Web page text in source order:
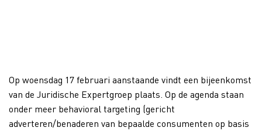
Op woensdag 17 februari aanstaande vindt een bijeenkomst
van de Juridische Expertgroep plaats. Op de agenda staan
onder meer behavioral targeting (gericht
adverteren/benaderen van bepaalde consumenten op basis